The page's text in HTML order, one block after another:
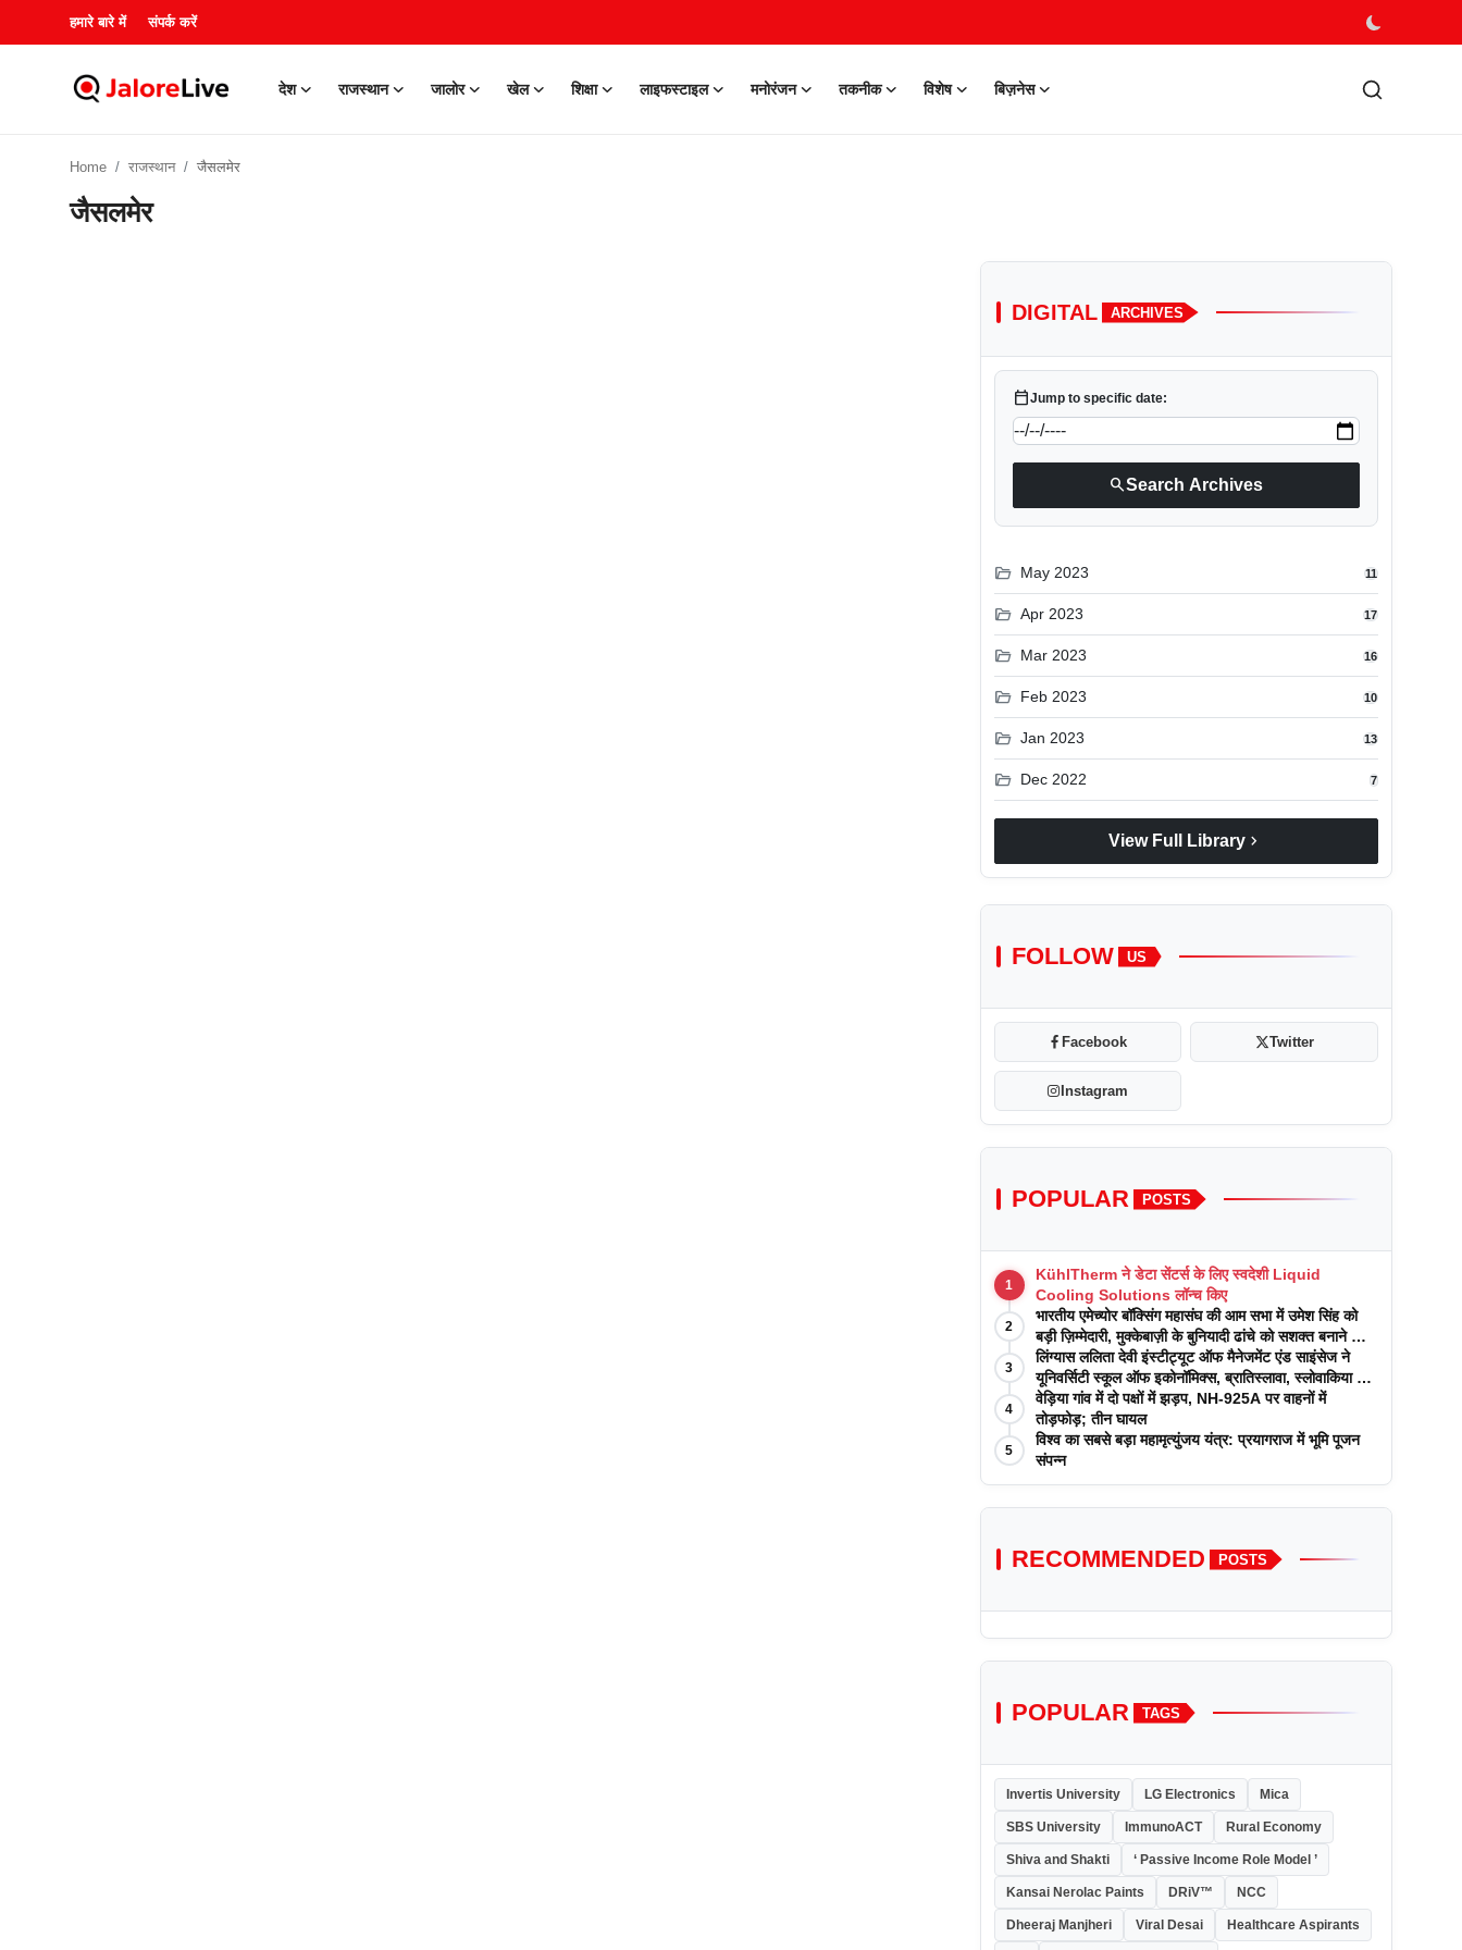
हमारे बारे में संपर्क करें
देश राजस्थान जालोर खेल शिक्षा लाइफस्टाइल मनोरंजन तकनीक विशेष बिज़नेस
Home राजस्थान जैसलमेर
जैसलमेर
DIGITAL ARCHIVES
calendar_todayJump to specific date:
searchSearch Archives
folder_open May 2023 11
folder_open Apr 2023 17
folder_open Mar 2023 16
folder_open Feb 2023 10
folder_open Jan 2023 13
folder_open Dec 2022 7
View Full Library chevron_right
FOLLOW US
Facebook Twitter
Instagram
POPULAR POSTS
1
KühlTherm ने डेटा सेंटर्स के लिए स्वदेशी Liquid
Cooling Solutions लॉन्च किए
2
भारतीय एमेच्योर बॉक्सिंग महासंघ की आम सभा में उमेश सिंह को
बड़ी ज़िम्मेदारी, मुक्केबाज़ी के बुनियादी ढांचे को सशक्त बनाने का
वादा
3
लिंग्यास ललिता देवी इंस्टीट्यूट ऑफ मैनेजमेंट एंड साइंसेज ने
यूनिवर्सिटी स्कूल ऑफ इकोनॉमिक्स, ब्रातिस्लावा, स्लोवाकिया के
साथ अकादमिक पत्रिकाओं में प्रकाशन रणनीतियों पर एक
दिवसीय कार्यशाला का आयोजन किया
4
वेड़िया गांव में दो पक्षों में झड़प, NH-925A पर वाहनों में
तोड़फोड़; तीन घायल
5
विश्व का सबसे बड़ा महामृत्युंजय यंत्र: प्रयागराज में भूमि पूजन
संपन्न
RECOMMENDED POSTS
POPULAR TAGS
Invertis University LG Electronics Mica
SBS University ImmunoACT Rural Economy
Shiva and Shakti ‘ Passive Income Role Model ’
Kansai Nerolac Paints DRiV™ NCC
Dheeraj Manjheri Viral Desai Healthcare Aspirants